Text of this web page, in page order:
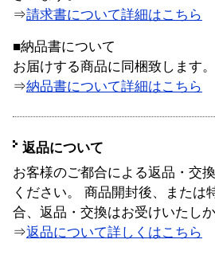
⇒請求書について詳細はこちら
■納品書について
お届けする商品に同梱致します。
⇒納品書について詳細はこちら
返品について
お客様のご都合による返品・交
ください。 商品開封後、または
合、返品・交換はお受けいたし
⇒返品について詳しくはこちら